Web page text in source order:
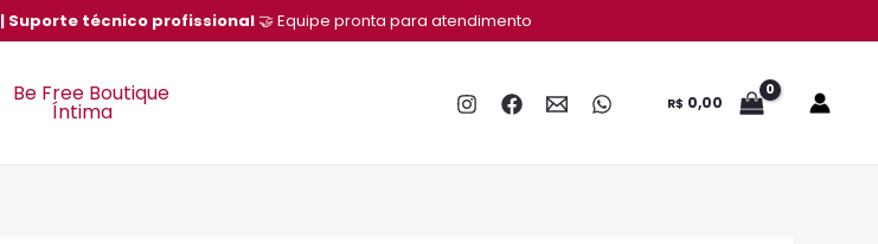
| Suporte técnico profissional🤝 Equipe pronta para atendimento
R$ 0,00